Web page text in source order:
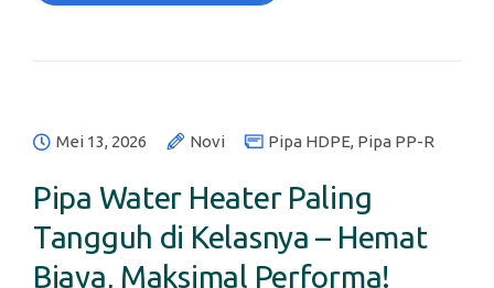
Mei 13, 2026 Novi Pipa HDPE, Pipa PP-R
Pipa Water Heater Paling
Tangguh di Kelasnya – Hemat
Biaya, Maksimal Performa!